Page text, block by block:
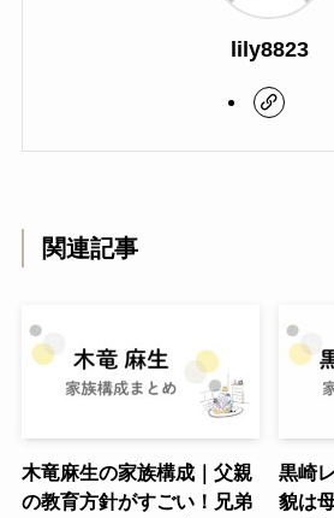
lily8823
関連記事
木竜麻生の家族構成｜父親
の教育方針がすごい！兄弟
黒崎
貌は